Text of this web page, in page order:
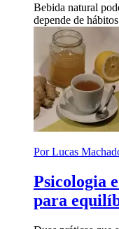
Bebida natural
depende de
Por Lucas
Psicologia
para